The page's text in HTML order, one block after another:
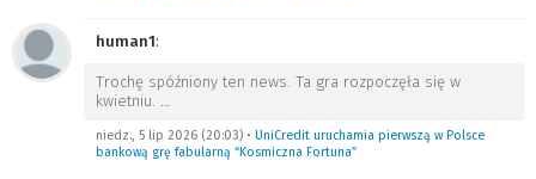
human1:
Trochę spóźniony ten news. Ta gra rozpoczęła się w
kwietniu. …
niedz., 5 lip 2026 (20:03) • UniCredit uruchamia pierwszą w Polsce
bankową grę fabularną “Kosmiczna Fortuna”